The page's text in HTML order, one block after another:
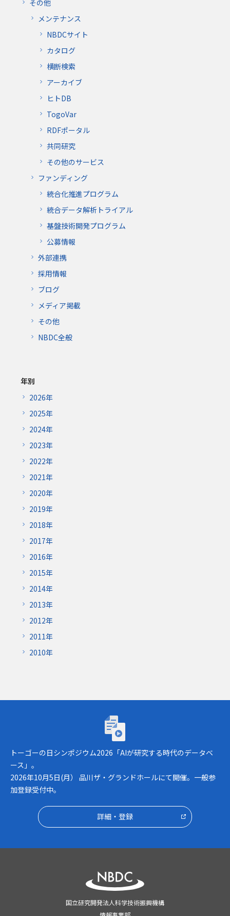
その他
メンテナンス
NBDCサイト
カタログ
横断検索
アーカイブ
ヒトDB
TogoVar
RDFポータル
共同研究
その他のサービス
ファンディング
統合化推進プログラム
統合データ解析トライアル
基盤技術開発プログラム
公募情報
外部連携
採用情報
ブログ
メディア掲載
その他
NBDC全般
年別
2026年
2025年
2024年
2023年
2022年
2021年
2020年
2019年
2018年
2017年
2016年
2015年
2014年
2013年
2012年
2011年
2010年
トーゴーの日シンポジウム2026「AIが研究
トーゴーの日シンポジウム2026「AIが研究する時代のデータベ
ース」。
2026年10月5日(月） 品川ザ・グランドホールにて開催。一般参
加登録受付中。
詳細・登録
国立研究開発法人科学技術振興機構